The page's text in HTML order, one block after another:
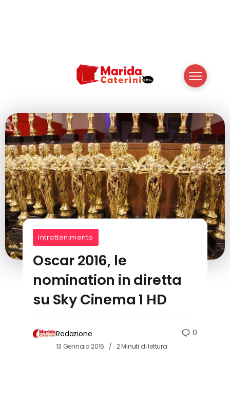
Intrattenimento
Oscar 2016, le
nomination in diretta
su Sky Cinema 1 HD
Redazione
13 Gennaio 2016 2 Minuti di lettura
0